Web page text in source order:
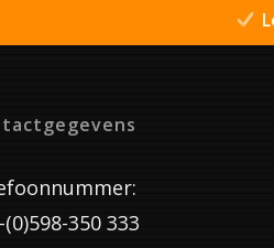
(0)598-350 333